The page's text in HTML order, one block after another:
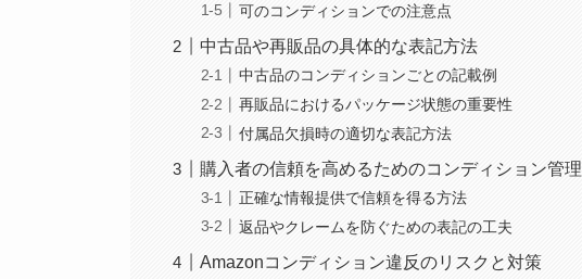
可のコンディションでの注意点
中古品や再販品の具体的な表記方法
中古品のコンディションごとの記載例
再販品におけるパッケージ状態の重要性
付属品欠損時の適切な表記方法
購入者の信頼を高めるためのコンディション管理
正確な情報提供で信頼を得る方法
返品やクレームを防ぐための表記の工夫
Amazonコンディション違反のリスクと対策